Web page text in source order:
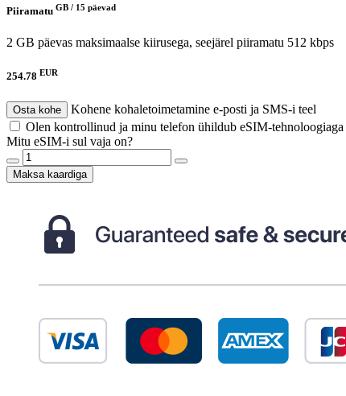
Piiramatu GB / 15 päevad
2 GB päevas maksimaalse kiirusega, seejärel piiramatu 512 kbps
254.78 EUR
Osta kohe
Kohene kohaletoimetamine e-posti ja SMS-i teel
Olen kontrollinud ja minu telefon ühildub eSIM-tehnoloogiaga
Mitu eSIM-i sul vaja on?
Maksa kaardiga